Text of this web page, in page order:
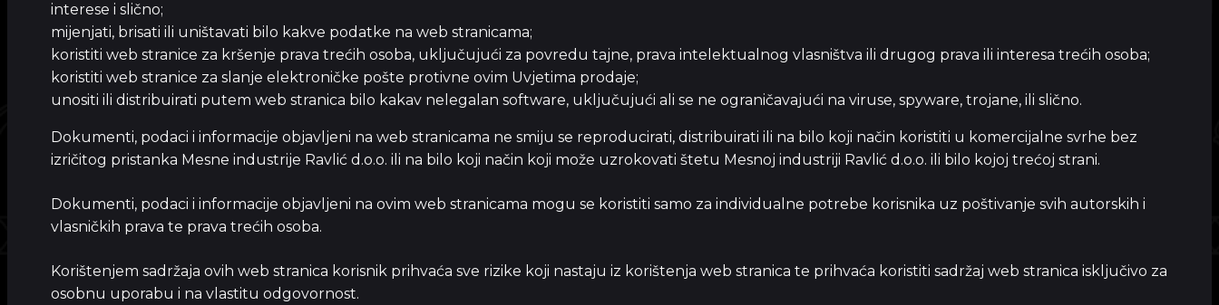
interese i slično;
mijenjati, brisati ili uništavati bilo kakve podatke na web stranicama;
koristiti web stranice za kršenje prava trećih osoba, uključujući za povredu tajne, prava intelektualnog vlasništva ili drugog prava ili interesa trećih osoba;
koristiti web stranice za slanje elektroničke pošte protivne ovim Uvjetima prodaje;
unositi ili distribuirati putem web stranica bilo kakav nelegalan software, uključujući ali se ne ograničavajući na viruse, spyware, trojane, ili slično.
Dokumenti, podaci i informacije objavljeni na web stranicama ne smiju se reproducirati, distribuirati ili na bilo koji način koristiti u komercijalne svrhe bez
izričitog pristanka Mesne industrije Ravlić d.o.o. ili na bilo koji način koji može uzrokovati štetu Mesnoj industriji Ravlić d.o.o. ili bilo kojoj trećoj strani.
Dokumenti, podaci i informacije objavljeni na ovim web stranicama mogu se koristiti samo za individualne potrebe korisnika uz poštivanje svih autorskih i
vlasničkih prava te prava trećih osoba.
Korištenjem sadržaja ovih web stranica korisnik prihvaća sve rizike koji nastaju iz korištenja web stranica te prihvaća koristiti sadržaj web stranica isključivo za
osobnu uporabu i na vlastitu odgovornost.